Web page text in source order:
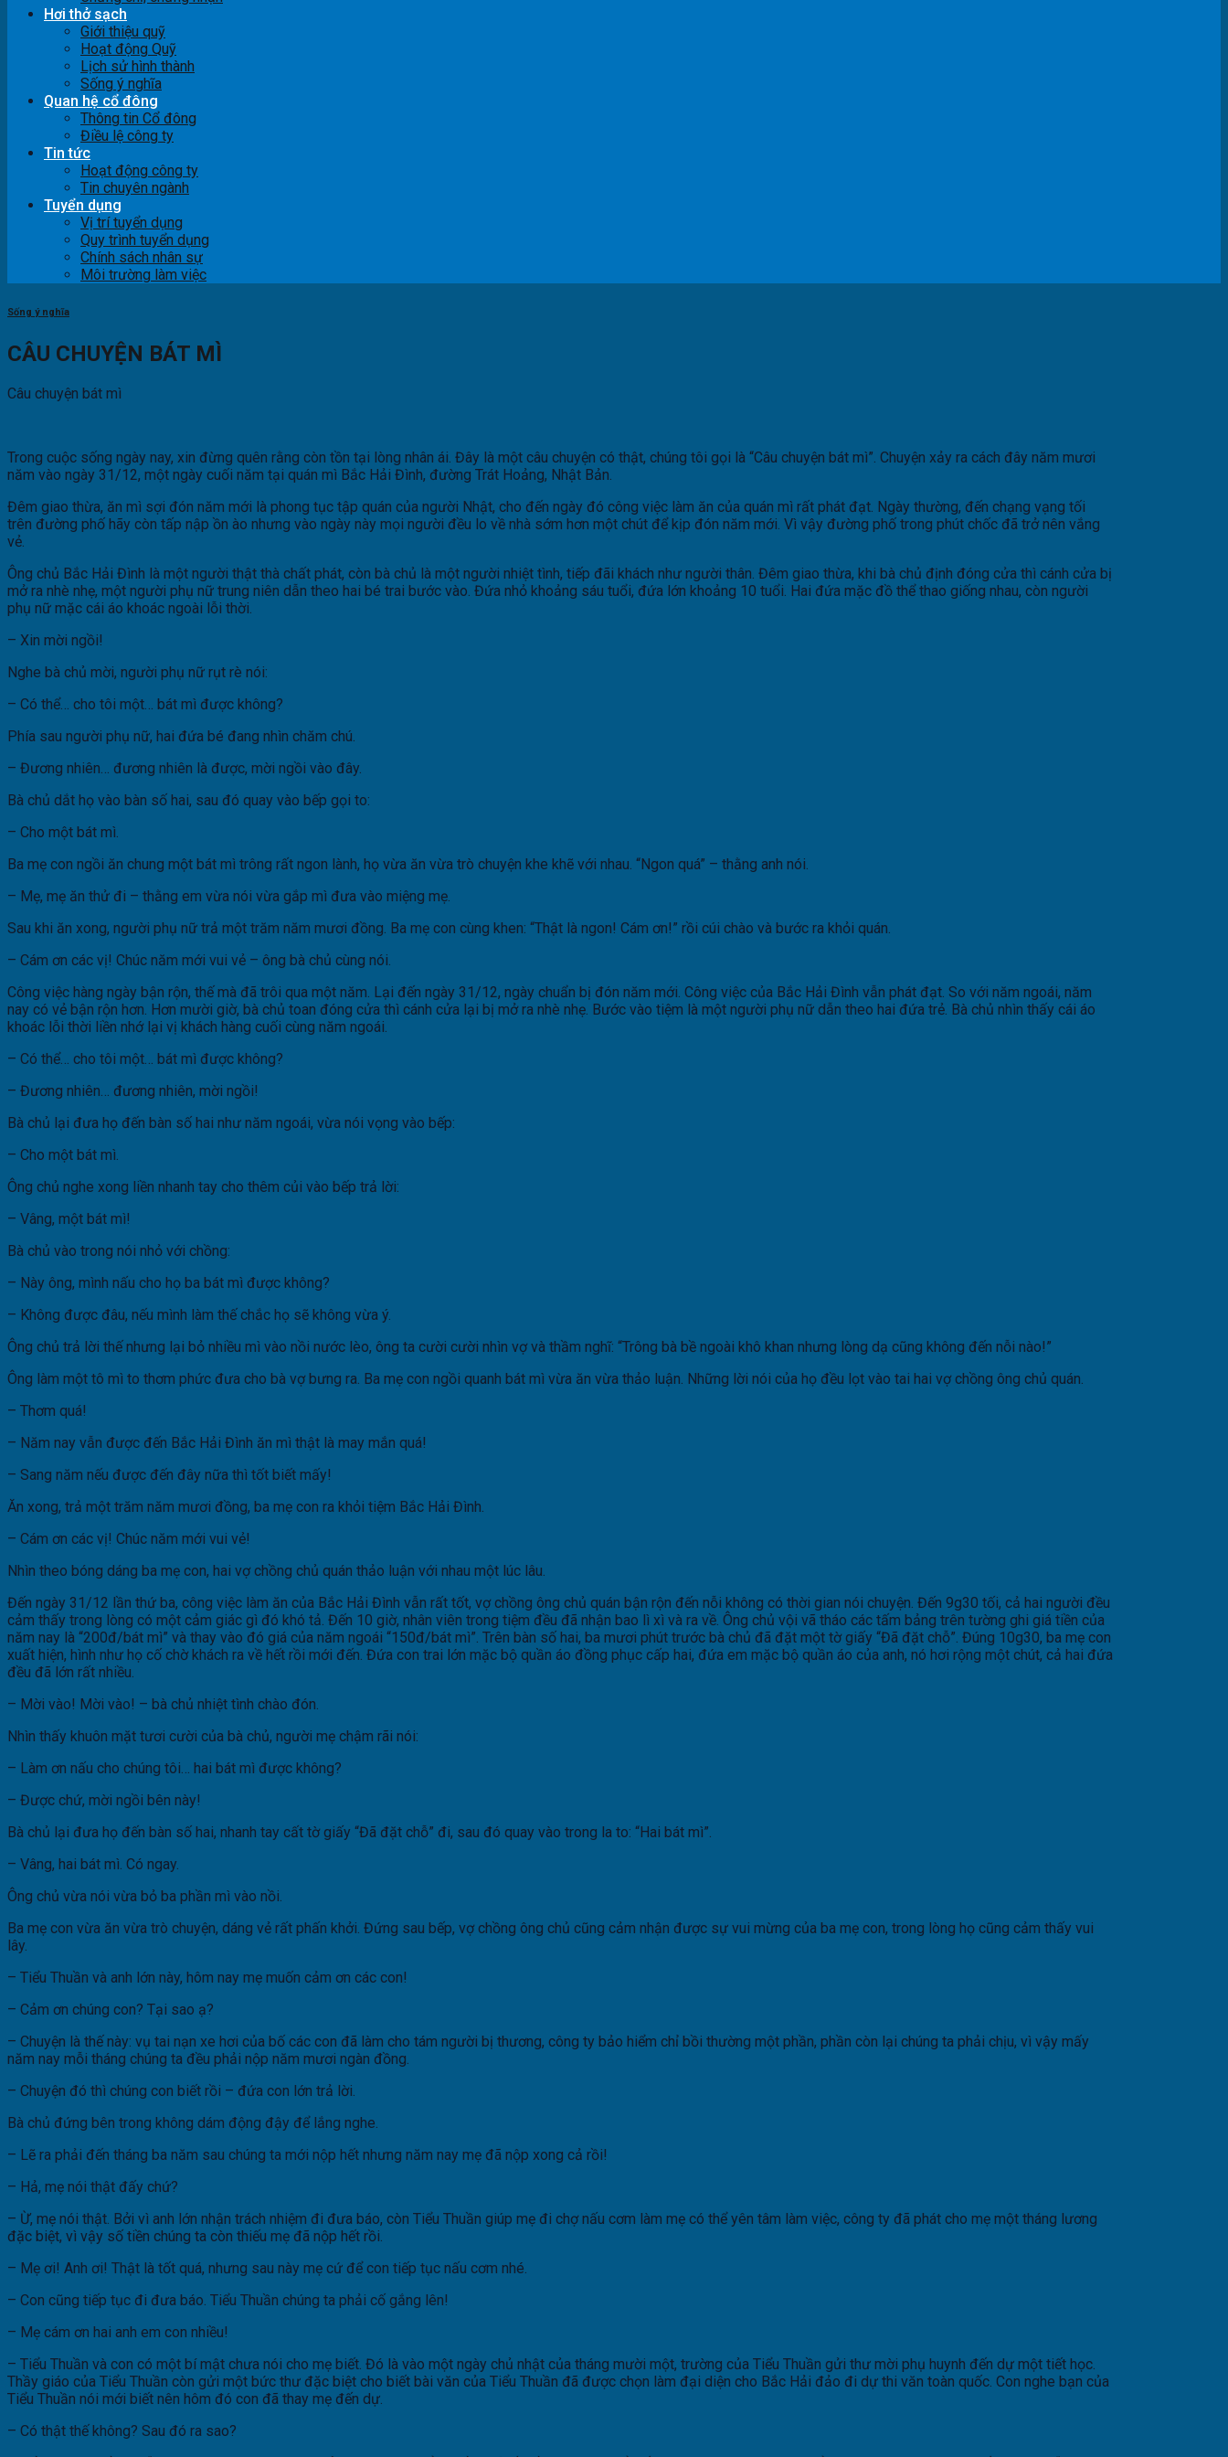
Hơi thở sạch
Giới thiệu quỹ
Hoạt động Quỹ
Lịch sử hình thành
Sống ý nghĩa
Quan hệ cổ đông
Thông tin Cổ đông
Điều lệ công ty
Tin tức
Hoạt động công ty
Tin chuyên ngành
Tuyển dụng
Vị trí tuyển dụng
Quy trình tuyển dụng
Chính sách nhân sự
Môi trường làm việc
Sống ý nghĩa
CÂU CHUYỆN BÁT MÌ
Câu chuyện bát mì
Trong cuộc sống ngày nay, xin đừng quên rằng còn tồn tại lòng nhân ái. Đây là một câu chuyện có thật, chúng tôi gọi là “Câu chuyện bát mì”. Chuyện xảy ra cách đây năm mươi
năm vào ngày 31/12, một ngày cuối năm tại quán mì Bắc Hải Đình, đường Trát Hoảng, Nhật Bản.
Đêm giao thừa, ăn mì sợi đón năm mới là phong tục tập quán của người Nhật, cho đến ngày đó công việc làm ăn của quán mì rất phát đạt. Ngày thường, đến chạng vạng tối
trên đường phố hãy còn tấp nập ồn ào nhưng vào ngày này mọi người đều lo về nhà sớm hơn một chút để kịp đón năm mới. Vì vậy đường phố trong phút chốc đã trở nên vắng
vẻ.
Ông chủ Bắc Hải Đình là một người thật thà chất phát, còn bà chủ là một người nhiệt tình, tiếp đãi khách như người thân. Đêm giao thừa, khi bà chủ định đóng cửa thì cánh cửa bị
mở ra nhè nhẹ, một người phụ nữ trung niên dẫn theo hai bé trai bước vào. Đứa nhỏ khoảng sáu tuổi, đứa lớn khoảng 10 tuổi. Hai đứa mặc đồ thể thao giống nhau, còn người
phụ nữ mặc cái áo khoác ngoài lỗi thời.
– Xin mời ngồi!
Nghe bà chủ mời, người phụ nữ rụt rè nói:
– Có thể… cho tôi một… bát mì được không?
Phía sau người phụ nữ, hai đứa bé đang nhìn chăm chú.
– Đương nhiên… đương nhiên là được, mời ngồi vào đây.
Bà chủ dắt họ vào bàn số hai, sau đó quay vào bếp gọi to:
– Cho một bát mì.
Ba mẹ con ngồi ăn chung một bát mì trông rất ngon lành, họ vừa ăn vừa trò chuyện khe khẽ với nhau. “Ngon quá” – thằng anh nói.
– Mẹ, mẹ ăn thử đi – thằng em vừa nói vừa gắp mì đưa vào miệng mẹ.
Sau khi ăn xong, người phụ nữ trả một trăm năm mươi đồng. Ba mẹ con cùng khen: “Thật là ngon! Cám ơn!” rồi cúi chào và bước ra khỏi quán.
– Cám ơn các vị! Chúc năm mới vui vẻ – ông bà chủ cùng nói.
Công việc hàng ngày bận rộn, thế mà đã trôi qua một năm. Lại đến ngày 31/12, ngày chuẩn bị đón năm mới. Công việc của Bắc Hải Đình vẫn phát đạt. So với năm ngoái, năm
nay có vẻ bận rộn hơn. Hơn mười giờ, bà chủ toan đóng cửa thì cánh cửa lại bị mở ra nhè nhẹ. Bước vào tiệm là một người phụ nữ dẫn theo hai đứa trẻ. Bà chủ nhìn thấy cái áo
khoác lỗi thời liền nhớ lại vị khách hàng cuối cùng năm ngoái.
– Có thể… cho tôi một… bát mì được không?
– Đương nhiên… đương nhiên, mời ngồi!
Bà chủ lại đưa họ đến bàn số hai như năm ngoái, vừa nói vọng vào bếp:
– Cho một bát mì.
Ông chủ nghe xong liền nhanh tay cho thêm củi vào bếp trả lời:
– Vâng, một bát mì!
Bà chủ vào trong nói nhỏ với chồng:
– Này ông, mình nấu cho họ ba bát mì được không?
– Không được đâu, nếu mình làm thế chắc họ sẽ không vừa ý.
Ông chủ trả lời thế nhưng lại bỏ nhiều mì vào nồi nước lèo, ông ta cười cười nhìn vợ và thầm nghĩ: “Trông bà bề ngoài khô khan nhưng lòng dạ cũng không đến nỗi nào!”
Ông làm một tô mì to thơm phức đưa cho bà vợ bưng ra. Ba mẹ con ngồi quanh bát mì vừa ăn vừa thảo luận. Những lời nói của họ đều lọt vào tai hai vợ chồng ông chủ quán.
– Thơm quá!
– Năm nay vẫn được đến Bắc Hải Đình ăn mì thật là may mắn quá!
– Sang năm nếu được đến đây nữa thì tốt biết mấy!
Ăn xong, trả một trăm năm mươi đồng, ba mẹ con ra khỏi tiệm Bắc Hải Đình.
– Cám ơn các vị! Chúc năm mới vui vẻ!
Nhìn theo bóng dáng ba mẹ con, hai vợ chồng chủ quán thảo luận với nhau một lúc lâu.
Đến ngày 31/12 lần thứ ba, công việc làm ăn của Bắc Hải Đình vẫn rất tốt, vợ chồng ông chủ quán bận rộn đến nỗi không có thời gian nói chuyện. Đến 9g30 tối, cả hai người đều
cảm thấy trong lòng có một cảm giác gì đó khó tả. Đến 10 giờ, nhân viên trong tiệm đều đã nhận bao lì xì và ra về. Ông chủ vội vã tháo các tấm bảng trên tường ghi giá tiền của
năm nay là “200đ/bát mì” và thay vào đó giá của năm ngoái “150đ/bát mì”. Trên bàn số hai, ba mươi phút trước bà chủ đã đặt một tờ giấy “Đã đặt chỗ”. Đúng 10g30, ba mẹ con
xuất hiện, hình như họ cố chờ khách ra về hết rồi mới đến. Đứa con trai lớn mặc bộ quần áo đồng phục cấp hai, đứa em mặc bộ quần áo của anh, nó hơi rộng một chút, cả hai đứa
đều đã lớn rất nhiều.
– Mời vào! Mời vào! – bà chủ nhiệt tình chào đón.
Nhìn thấy khuôn mặt tươi cười của bà chủ, người mẹ chậm rãi nói:
– Làm ơn nấu cho chúng tôi… hai bát mì được không?
– Được chứ, mời ngồi bên này!
Bà chủ lại đưa họ đến bàn số hai, nhanh tay cất tờ giấy “Đã đặt chỗ” đi, sau đó quay vào trong la to: “Hai bát mì”.
– Vâng, hai bát mì. Có ngay.
Ông chủ vừa nói vừa bỏ ba phần mì vào nồi.
Ba mẹ con vừa ăn vừa trò chuyện, dáng vẻ rất phấn khởi. Đứng sau bếp, vợ chồng ông chủ cũng cảm nhận được sự vui mừng của ba mẹ con, trong lòng họ cũng cảm thấy vui
lây.
– Tiểu Thuần và anh lớn này, hôm nay mẹ muốn cảm ơn các con!
– Cảm ơn chúng con? Tại sao ạ?
– Chuyện là thế này: vụ tai nạn xe hơi của bố các con đã làm cho tám người bị thương, công ty bảo hiểm chỉ bồi thường một phần, phần còn lại chúng ta phải chịu, vì vậy mấy
năm nay mỗi tháng chúng ta đều phải nộp năm mươi ngàn đồng.
– Chuyện đó thì chúng con biết rồi – đứa con lớn trả lời.
Bà chủ đứng bên trong không dám động đậy để lắng nghe.
– Lẽ ra phải đến tháng ba năm sau chúng ta mới nộp hết nhưng năm nay mẹ đã nộp xong cả rồi!
– Hả, mẹ nói thật đấy chứ?
– Ừ, mẹ nói thật. Bởi vì anh lớn nhận trách nhiệm đi đưa báo, còn Tiểu Thuần giúp mẹ đi chợ nấu cơm làm mẹ có thể yên tâm làm việc, công ty đã phát cho mẹ một tháng lương
đặc biệt, vì vậy số tiền chúng ta còn thiếu mẹ đã nộp hết rồi.
– Mẹ ơi! Anh ơi! Thật là tốt quá, nhưng sau này mẹ cứ để con tiếp tục nấu cơm nhé.
– Con cũng tiếp tục đi đưa báo. Tiểu Thuần chúng ta phải cố gắng lên!
– Mẹ cám ơn hai anh em con nhiều!
– Tiểu Thuần và con có một bí mật chưa nói cho mẹ biết. Đó là vào một ngày chủ nhật của tháng mười một, trường của Tiểu Thuần gửi thư mời phụ huynh đến dự một tiết học.
Thầy giáo của Tiểu Thuần còn gửi một bức thư đặc biệt cho biết bài văn của Tiểu Thuần đã được chọn làm đại diện cho Bắc Hải đảo đi dự thi văn toàn quốc. Con nghe bạn của
Tiểu Thuần nói mới biết nên hôm đó con đã thay mẹ đến dự.
– Có thật thế không? Sau đó ra sao?